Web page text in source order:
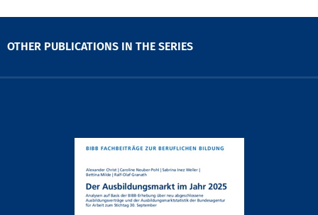
OTHER PUBLICATIONS IN THE SERIES